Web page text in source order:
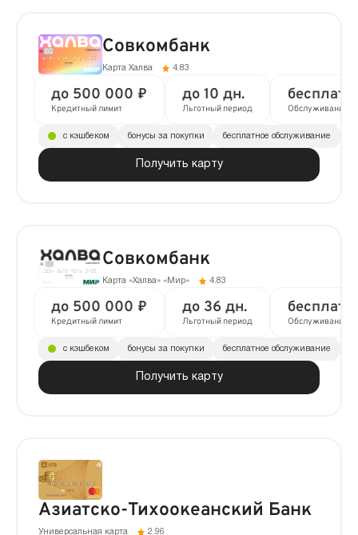
Совкомбанк
Карта Халва 4.83
до 500 000 ₽
Кредитный лимит
до 10 дн.
Льготный период Обслуживание
Получить карту
с кэшбеком бонусы за покупки бесплатное обслуживание
Совкомбанк
Карта «Халва» «Мир» 4.83
до 500 000 ₽
Кредитный лимит
до 36 дн.
Льготный период Обслуживание
Получить карту
с кэшбеком бонусы за покупки бесплатное обслуживание
Азиатско-Тихоокеанский Банк
Универсальная карта 2.96